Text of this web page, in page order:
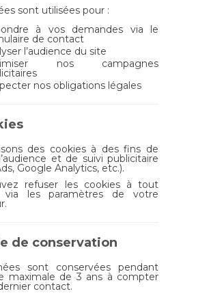
sont utilisées pour :
à vos demandes via le
de contact
l’audience du site
nos campagnes
nos obligations légales
des cookies à des fins de
et de suivi publicitaire
Google Analytics, etc.).
refuser les cookies à tout
via les paramètres de votre
de conservation
sont conservées pendant
maximale de 3 ans à compter
contact.